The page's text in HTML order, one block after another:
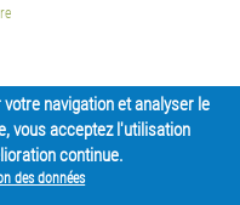
navigation et analyser le
vous acceptez l'utilisation
continue.
des données